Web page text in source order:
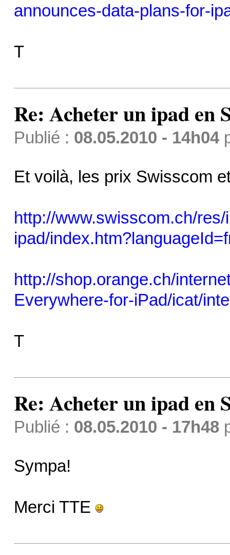
announces-data-plans-for-
T
Re: Acheter un ipad en
Publié : 08.05.2010 - 14h04
Et voilà, les prix Swisscom
http://www.swisscom.ch/
ipad/
http://shop.orange.ch/
Everywhere-for-iPad/icat/
T
Re: Acheter un ipad en
Publié : 08.05.2010 - 17h48
Sympa!
Merci TTE